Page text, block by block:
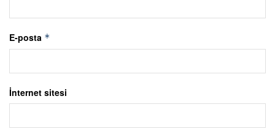
E-posta *
İnternet sitesi